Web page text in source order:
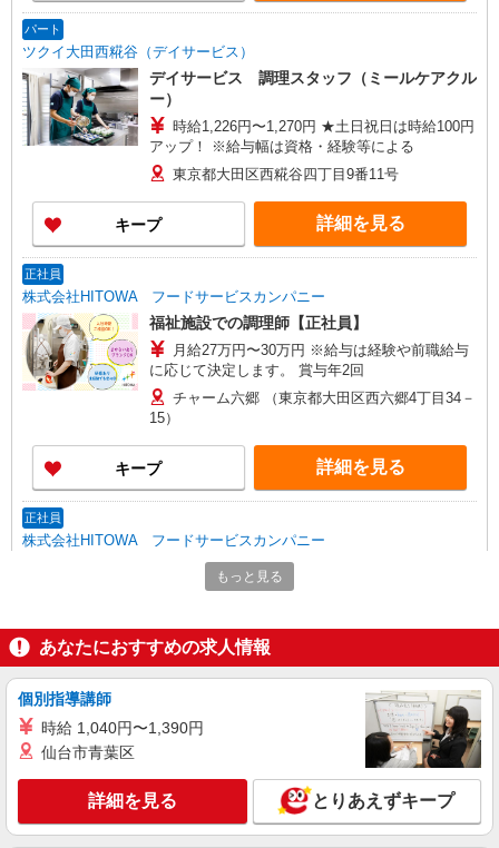
パート
ツクイ大田西糀谷（デイサービス）
デイサービス 調理スタッフ（ミールケアクル
ー）
時給1,226円〜1,270円 ★土日祝日は時給100円
アップ！ ※給与幅は資格・経験等による
東京都大田区西糀谷四丁目9番11号
キープ 詳細を見る
正社員
株式会社HITOWA フードサービスカンパニー
福祉施設での調理師【正社員】
月給27万円〜30万円 ※給与は経験や前職給与
に応じて決定します。 賞与年2回
チャーム六郷 （東京都大田区西六郷4丁目34－
15）
キープ 詳細を見る
正社員
株式会社HITOWA フードサービスカンパニー
福祉施設での調理師（チーフ候補）【正社員】
月給27万円〜30万円 ※給与は経験や前職給与
イリーゼ蒲田・悠生苑 （東京都大田区北糀谷
2-15-21）
詳細を見る
正社員
株式会社HITOWA フードサービスカンパニー
福祉施設での調理師【正社員】
月給25万円〜27万円 ※みなし時間外手当30時
もっと見る
あなたにおすすめの求人情報
個別指導講師
時給 1,040円〜1,390円
仙台市青葉区
詳細を見る とりあえずキープ